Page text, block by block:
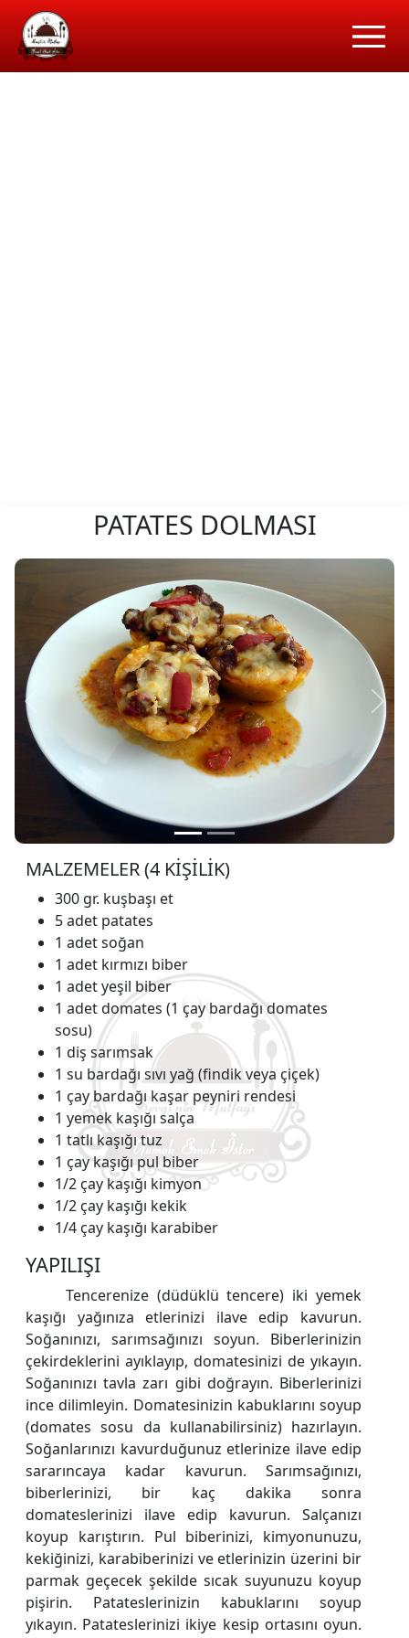
PATATES DOLMASI
MALZEMELER (4 KİŞİLİK)
300 gr. kuşbaşı et
5 adet patates
1 adet soğan
1 adet kırmızı biber
1 adet yeşil biber
1 adet domates (1 çay bardağı domates
sosu)
1 diş sarımsak
1 su bardağı sıvı yağ (findik veya çiçek)
1 çay bardağı kaşar peyniri rendesi
1 yemek kaşığı salça
1 tatlı kaşığı tuz
1 çay kaşığı pul biber
1/2 çay kaşığı kimyon
1/2 çay kaşığı kekik
1/4 çay kaşığı karabiber
YAPILIŞI
Tencerenize (düdüklü tencere) iki yemek
kaşığı yağınıza etlerinizi ilave edip kavurun.
Soğanınızı, sarımsağınızı soyun. Biberlerinizin
çekirdeklerini ayıklayıp, domatesinizi de yıkayın.
Soğanınızı tavla zarı gibi doğrayın. Biberlerinizi
ince dilimleyin. Domatesinizin kabuklarını soyup
(domates sosu da kullanabilirsiniz) hazırlayın.
Soğanlarınızı kavurduğunuz etlerinize ilave edip
sararıncaya kadar kavurun. Sarımsağınızı,
biberlerinizi, bir kaç dakika sonra
domateslerinizi ilave edip kavurun. Salçanızı
koyup karıştırın. Pul biberinizi, kimyonunuzu,
kekiğinizi, karabiberinizi ve etlerinizin üzerini bir
parmak geçecek şekilde sıcak suyunuzu koyup
pişirin. Patateslerinizin kabuklarını soyup
yıkayın. Patateslerinizi ikiye kesip ortasını oyun.